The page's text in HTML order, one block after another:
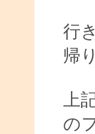
行
帰
上
の